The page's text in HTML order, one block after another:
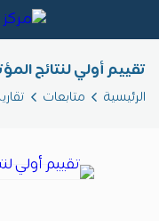
تقييم أولي لنتائج
الرئيسية متابعات